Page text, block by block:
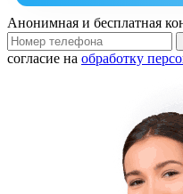
Анонимная и бесплатная
согласие на обработку